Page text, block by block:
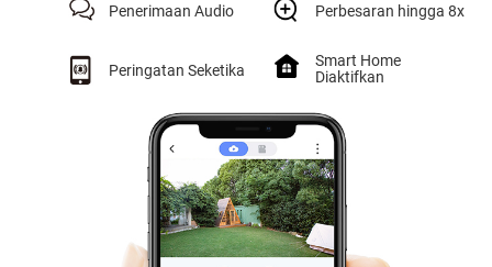
Penerimaan Audio
Peringatan Seketika
Perbesaran hingga 8x
Smart Home
Diaktifkan